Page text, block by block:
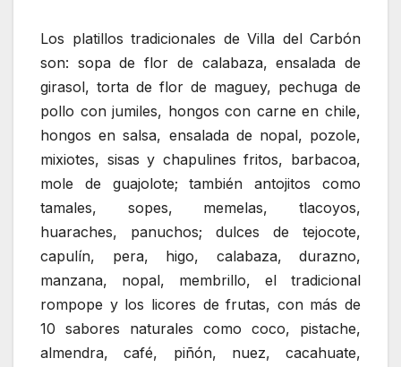
Los platillos tradicionales de Villa del Carbón
son: sopa de flor de calabaza, ensalada de
girasol, torta de flor de maguey, pechuga de
pollo con jumiles, hongos con carne en chile,
hongos en salsa, ensalada de nopal, pozole,
mixiotes, sisas y chapulines fritos, barbacoa,
mole de guajolote; también antojitos como
tamales, sopes, memelas, tlacoyos,
huaraches, panuchos; dulces de tejocote,
capulín, pera, higo, calabaza, durazno,
manzana, nopal, membrillo, el tradicional
rompope y los licores de frutas, con más de
10 sabores naturales como coco, pistache,
almendra, café, piñón, nuez, cacahuate,